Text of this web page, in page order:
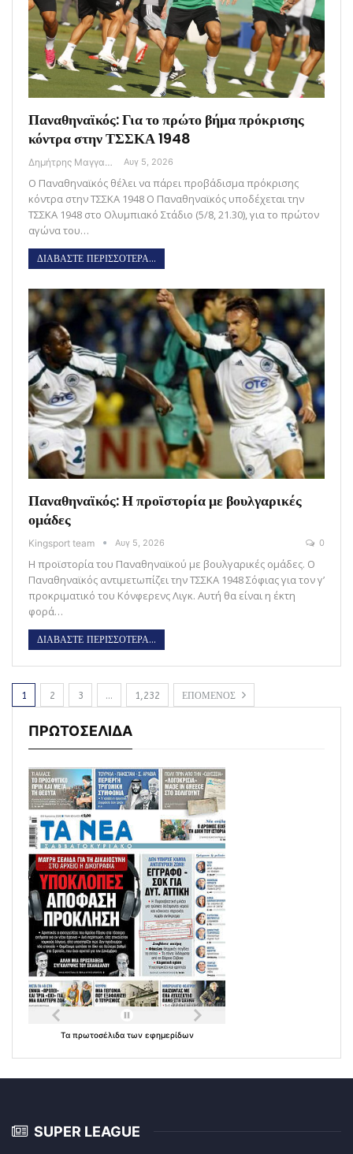
Παναθηναϊκός: Για το πρώτο βήμα πρόκρισης
κόντρα στην ΤΣΣΚΑ 1948
Δημήτρης Μαγγανάρης Αυγ 5, 2026
Ο Παναθηναϊκός θέλει να πάρει προβάδισμα πρόκρισης
κόντρα στην ΤΣΣΚΑ 1948 O Παναθηναϊκός υποδέχεται την
ΤΣΣΚΑ 1948 στο Ολυμπιακό Στάδιο (5/8, 21.30), για το πρώτον
αγώνα του…
ΔΙΑΒΑΣΤΕ ΠΕΡΙΣΣΟΤΕΡΑ...
Παναθηναϊκός: Η προϊστορία με βουλγαρικές
ομάδες
Kingsport team Αυγ 5, 2026 0
Η προϊστορία του Παναθηναϊκού με βουλγαρικές ομάδες. Ο
Παναθηναϊκός αντιμετωπίζει την ΤΣΣΚΑ 1948 Σόφιας για τον γ’
προκριματικό του Κόνφερενς Λιγκ. Αυτή θα είναι η έκτη
φορά…
ΔΙΑΒΑΣΤΕ ΠΕΡΙΣΣΟΤΕΡΑ...
1 2 3 … 1,232 ΕΠΟΜΕΝΟΣ
ΠΡΩΤΟΣΕΛΙΔΑ
Τα πρωτοσέλιδα των εφημερίδων
SUPER LEAGUE